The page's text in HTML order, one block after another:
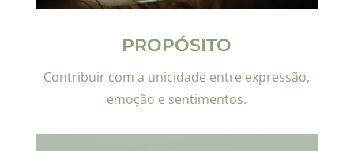
PROPÓSITO
Contribuir com a unicidade entre expressão,
emoção e sentimentos.